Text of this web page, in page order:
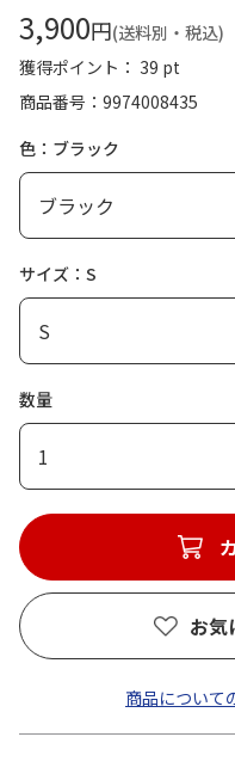
3,900円(送料別・税込)
獲得ポイント： 39 pt
商品番号
9974008435
色：ブラック
サイズ：S
数量
1
お気
商品について